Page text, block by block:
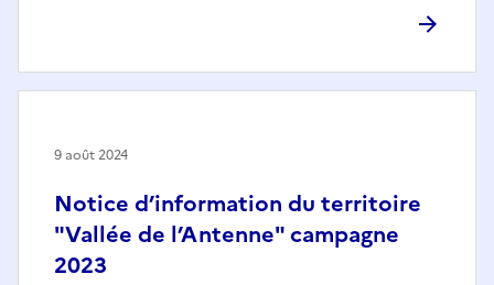
Notice d’information du territoire
"Vallée de l’Antenne" campagne
2023
9 août 2024